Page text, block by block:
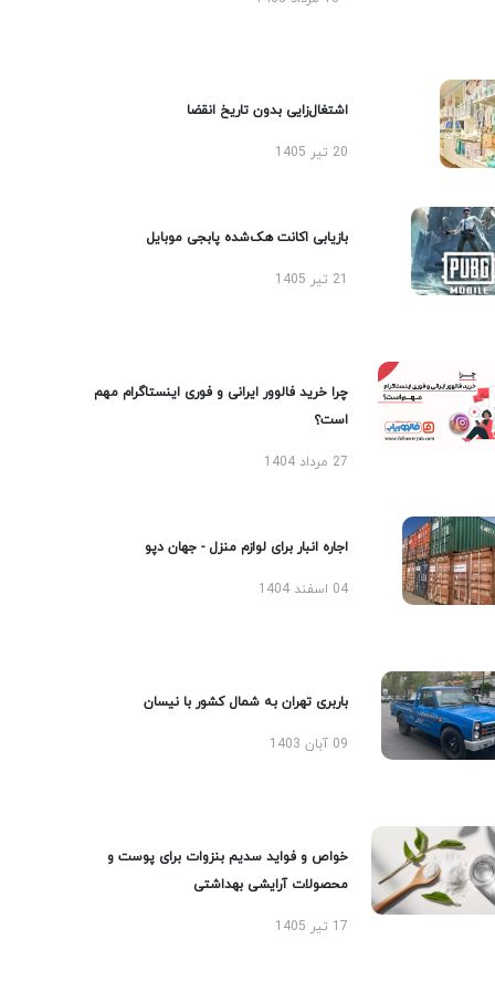
اشتغال‌زایی بدون تاریخ انقضا
20 تیر 1405
بازیابی اکانت هک‌شده پابجی موبایل
چرا خرید فالوور ایرانی و فوری اینستاگرام مهم
است؟
27 مرداد 1404
اجاره انبار برای لوازم منزل - جهان دپو
04 اسفند 1404
باربری تهران به شمال کشور با نیسان
09 آبان 1403
خواص و فواید سدیم بنزوات برای پوست و
محصولات آرایشی بهداشتی
17 تیر 1405